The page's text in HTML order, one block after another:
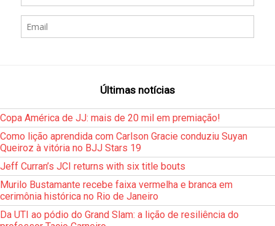
Últimas notícias
Copa América de JJ: mais de 20 mil em premiação!
Como lição aprendida com Carlson Gracie conduziu Suyan
Queiroz à vitória no BJJ Stars 19
Jeff Curran’s JCI returns with six title bouts
Murilo Bustamante recebe faixa vermelha e branca em
cerimônia histórica no Rio de Janeiro
Da UTI ao pódio do Grand Slam: a lição de resiliência do